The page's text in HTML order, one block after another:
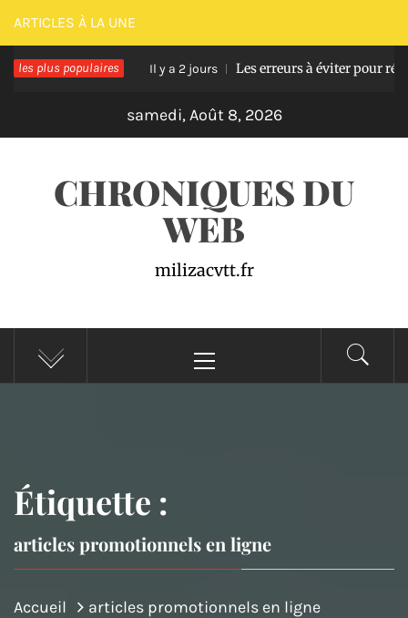
Passer
au
contenu
ARTICLES À LA UNE
les plus populaires
en bois Il y a 2 jours Les erreurs à éviter pour réussir
samedi, Août 8, 2026
CHRONIQUES DU
WEB
milizacvtt.fr
principal
Étiquette :
articles promotionnels en ligne
Accueil articles promotionnels en ligne